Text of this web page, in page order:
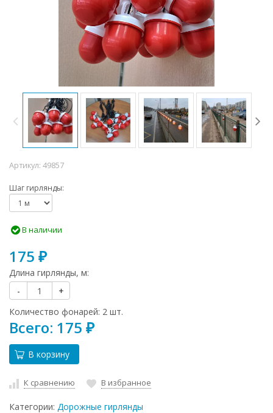
Артикул: 49857
Шаг гирлянды:
В наличии
175 ₽
Длина гирлянды, м:
-
+
Количество фонарей: 2 шт.
Всего: 175 ₽
В корзину
К сравнению В избранное
Категории: Дорожные гирлянды